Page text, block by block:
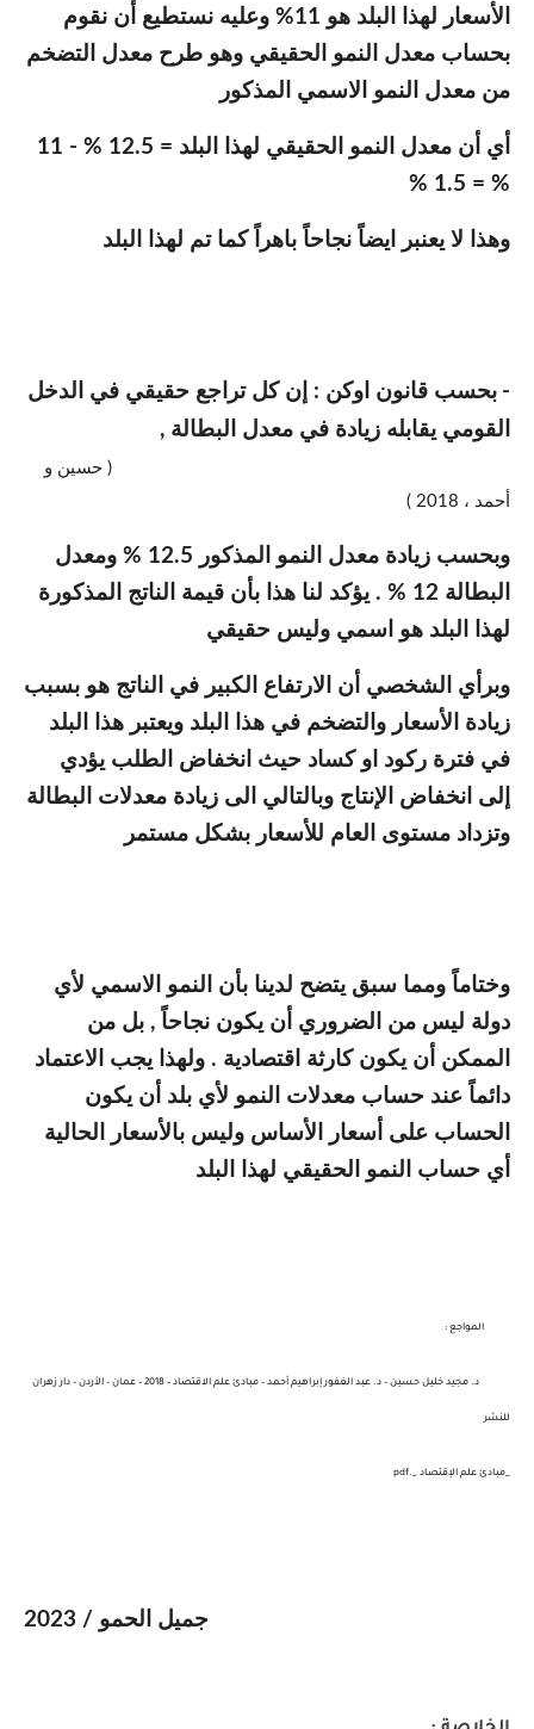
الأسعار لهذا البلد هو 11% وعليه نستطيع أن نقوم
بحساب معدل النمو الحقيقي وهو طرح معدل التضخم
من معدل النمو الاسمي المذكور
أي أن معدل النمو الحقيقي لهذا البلد = 12.5 % - 11
% = 1.5 %
وهذا لا يعنبر ايضاً نجاحاً باهراً كما تم لهذا البلد
- بحسب قانون اوكن : إن كل تراجع حقيقي في الدخل
القومي يقابله زيادة في معدل البطالة ,
( حسين و
أحمد ، 2018 )
وبحسب زيادة معدل النمو المذكور 12.5 % ومعدل
البطالة 12 % . يؤكد لنا هذا بأن قيمة الناتج المذكورة
لهذا البلد هو اسمي وليس حقيقي
وبرأي الشخصي أن الارتفاع الكبير في الناتج هو بسبب
زيادة الأسعار والتضخم في هذا البلد ويعتبر هذا البلد
في فترة ركود او كساد حيث انخفاض الطلب يؤدي
إلى انخفاض الإنتاج وبالتالي الى زيادة معدلات البطالة
وتزداد مستوى العام للأسعار بشكل مستمر
وختاماً ومما سبق يتضح لدينا بأن النمو الاسمي لأي
دولة ليس من الضروري أن يكون نجاحاً , بل من
الممكن أن يكون كارثة اقتصادية . ولهذا يجب الاعتماد
دائماً عند حساب معدلات النمو لأي بلد أن يكون
الحساب على أسعار الأساس وليس بالأسعار الحالية
أي حساب النمو الحقيقي لهذا البلد
المواجع :
د. مجيد خليل حسين – د. عبد الغفور إبراهيم أحمد – مبادئ علم الاقتصاد – 2018 – عمان – الأردن – دار زهران
للنشر
_مبادئ علم الإقتصاد _.pdf
جميل الحمو / 2023